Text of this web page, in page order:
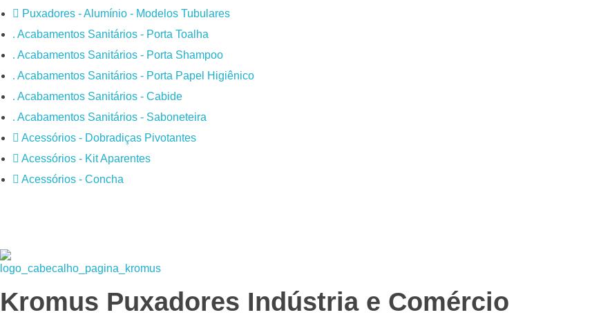
Puxadores - Alumínio - Modelos Tubulares
Acabamentos Sanitários - Porta Toalha
Acabamentos Sanitários - Porta Shampoo
Acabamentos Sanitários - Porta Papel Higiênico
Acabamentos Sanitários - Cabide
Acabamentos Sanitários - Saboneteira
Acessórios - Dobradiças Pivotantes
Acessórios - Kit Aparentes
Acessórios - Concha
Kromus Puxadores Indústria e Comércio